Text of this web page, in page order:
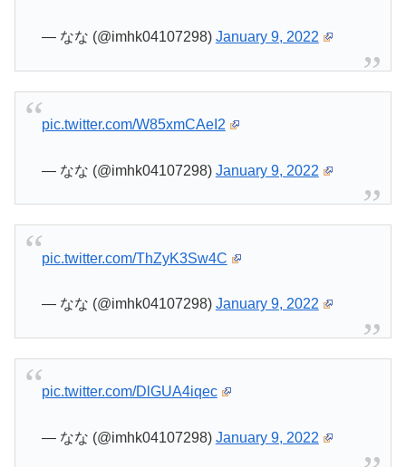
— なな (@imhk04107298) January 9, 2022
pic.twitter.com/W85xmCAeI2
— なな (@imhk04107298) January 9, 2022
pic.twitter.com/ThZyK3Sw4C
— なな (@imhk04107298) January 9, 2022
pic.twitter.com/DlGUA4iqec
— なな (@imhk04107298) January 9, 2022